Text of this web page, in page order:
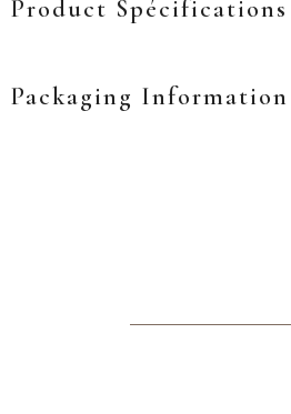
Product Spécifications
Packaging Information